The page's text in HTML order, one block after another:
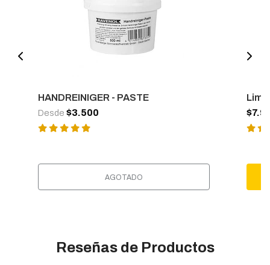
HANDREINIGER - PASTE
Desde $3.500
AGOTADO
Reseñas de Productos